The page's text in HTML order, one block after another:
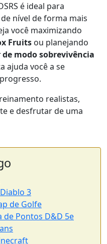
é ideal para
nível de forma mais
você maximizando
Fruits ou planejando
modo sobrevivência
ajuda você a se
realistas,
e desfrutar de uma
3
de Golfe
de Pontos D&D 5e